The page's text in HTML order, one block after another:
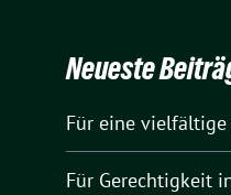
Neueste
Für eine vielfältige
Für Gerechtigkeit